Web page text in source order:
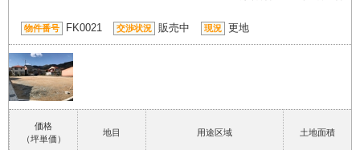
物件番号 FK0021 交渉状況 販売中 現況 更地
価格
（坪単価）
地目 用途区域 土地面積